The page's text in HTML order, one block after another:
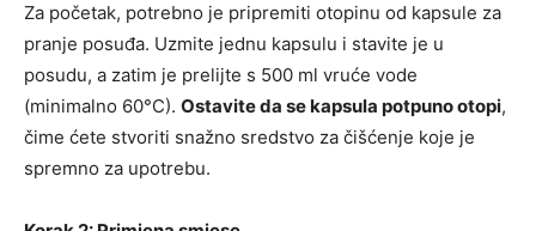
Za početak, potrebno je pripremiti otopinu od kapsule za
pranje posuđa. Uzmite jednu kapsulu i stavite je u
posudu, a zatim je prelijte s 500 ml vruće vode
(minimalno 60°C). Ostavite da se kapsula potpuno otopi,
čime ćete stvoriti snažno sredstvo za čišćenje koje je
spremno za upotrebu.